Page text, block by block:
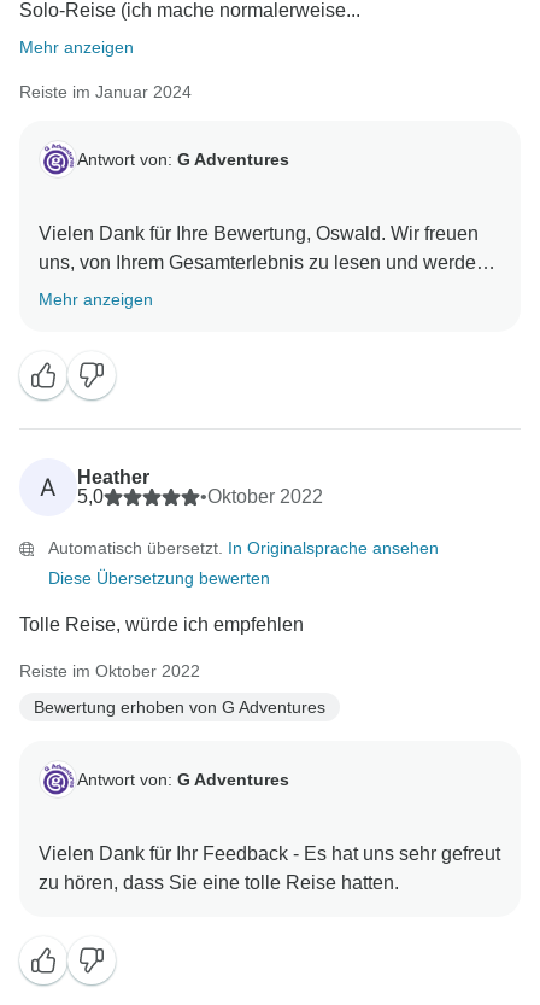
Solo-Reise (ich mache normalerweise...
Mehr anzeigen
Reiste im Januar 2024
Antwort von: G Adventures
Vielen Dank für Ihre Bewertung, Oswald. Wir freuen
uns, von Ihrem Gesamterlebnis zu lesen und werden
Ihr Feedback bezüglich der Restaurantempfehlungen
Mehr anzeigen
A
Heather
5,0
•Oktober 2022
Automatisch übersetzt. In Originalsprache ansehen
Diese Übersetzung bewerten
Tolle Reise, würde ich empfehlen
Reiste im Oktober 2022
Bewertung erhoben von G Adventures
Antwort von: G Adventures
Vielen Dank für Ihr Feedback - Es hat uns sehr gefreut